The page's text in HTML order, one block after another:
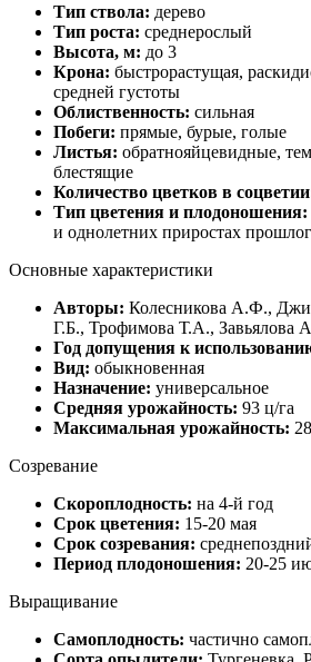
Тип ствола: дерево
Тип роста: среднерослый
Высота, м: до 3
Крона: быстрорастущая,
средней густоты
Облиственность: сильная
Побеги: прямые, бурые, голые
Листья: обратнояйцевидные,
блестящие
Количество цветков в
Тип цветения и плодоношения:
и однолетних приростах
Основные характеристики
Авторы: Колесникова А.Ф.,
Г.Б., Трофимова Т.А., Завьялова
Год допущения к
Вид: обыкновенная
Назначение: универсальное
Средняя урожайность: 93 ц/га
Максимальная урожайность:
Созревание
Скороплодность: на 4-й год
Срок цветения: 15-20 мая
Срок созревания:
Период плодоношения: 20-25
Выращивание
Самоплодность: частично